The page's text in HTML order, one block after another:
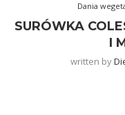
Dania
SURÓWKA
I
written by